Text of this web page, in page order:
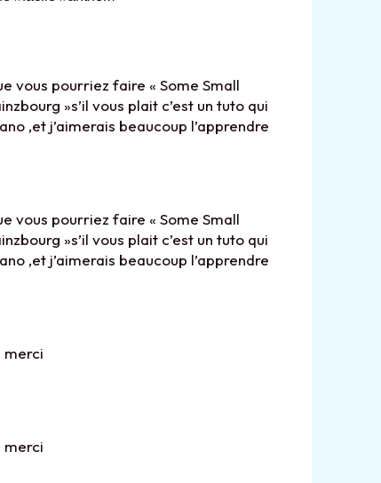
vous pourriez faire « Some Small
»s’il vous plait c’est un tuto qui
,et j’aimerais beaucoup l’apprendre
vous pourriez faire « Some Small
»s’il vous plait c’est un tuto qui
,et j’aimerais beaucoup l’apprendre
merci
merci